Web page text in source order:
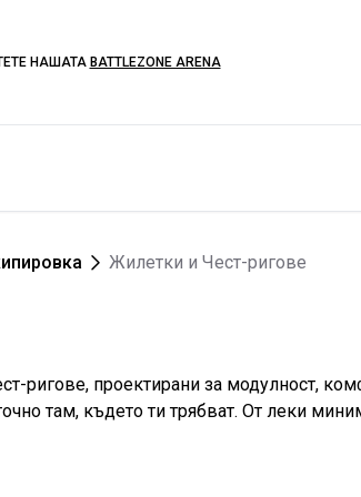
НАШАТА BATTLEZONE ARENA
Жилетки и Чест-ригове
ригове, проектирани за модулност,
там, където ти трябват. От леки